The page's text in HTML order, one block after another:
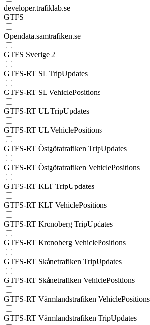
developer.trafiklab.se
GTFS
Opendata.samtrafiken.se
GTFS Sverige 2
GTFS-RT SL TripUpdates
GTFS-RT SL VehiclePositions
GTFS-RT UL TripUpdates
GTFS-RT UL VehiclePositions
GTFS-RT Östgötatrafiken TripUpdates
GTFS-RT Östgötatrafiken VehiclePositions
GTFS-RT KLT TripUpdates
GTFS-RT KLT VehiclePositions
GTFS-RT Kronoberg TripUpdates
GTFS-RT Kronoberg VehiclePositions
GTFS-RT Skånetrafiken TripUpdates
GTFS-RT Skånetrafiken VehiclePositions
GTFS-RT Värmlandstrafiken VehiclePositions
GTFS-RT Värmlandstrafiken TripUpdates